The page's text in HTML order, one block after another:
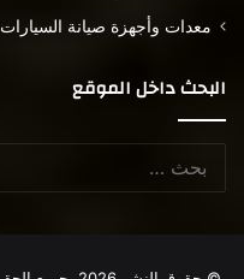
معدات وأجهزة صيانة السيارات
البحث داخل الموقع